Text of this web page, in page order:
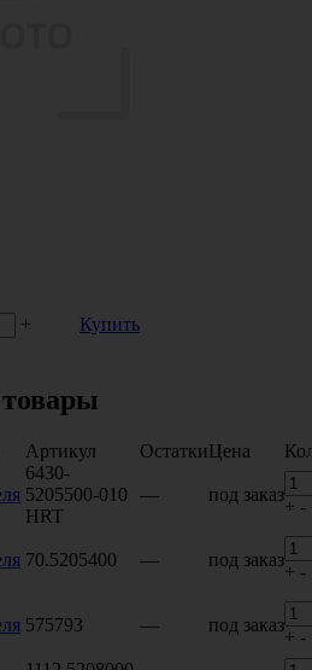
+
Купить
Артикул ОстаткиЦена
6430-
5205500-010
HRT
— под заказ
+ -
70.5205400 — под заказ
+ -
575793 — под заказ
+ -